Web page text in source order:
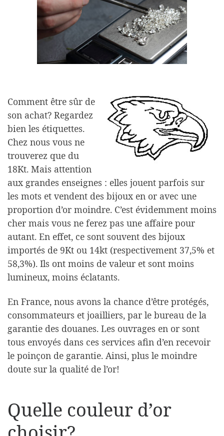
Comment être sûr de
son achat? Regardez
bien les étiquettes.
Chez nous vous ne
trouverez que du
18Kt. Mais attention
aux grandes enseignes : elles jouent parfois sur
les mots et vendent des bijoux en or avec une
proportion d’or moindre. C’est évidemment moins
cher mais vous ne ferez pas une affaire pour
autant. En effet, ce sont souvent des bijoux
importés de 9Kt ou 14kt (respectivement 37,5% et
58,3%). Ils ont moins de valeur et sont moins
lumineux, moins éclatants.
En France, nous avons la chance d’être protégés,
consommateurs et joailliers, par le bureau de la
garantie des douanes. Les ouvrages en or sont
tous envoyés dans ces services afin d’en recevoir
le poinçon de garantie. Ainsi, plus le moindre
doute sur la qualité de l’or!
Quelle couleur d’or